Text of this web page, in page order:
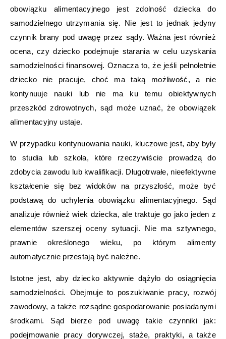
obowiązku alimentacyjnego jest zdolność dziecka do
samodzielnego utrzymania się. Nie jest to jednak jedyny
czynnik brany pod uwagę przez sądy. Ważna jest również
ocena, czy dziecko podejmuje starania w celu uzyskania
samodzielności finansowej. Oznacza to, że jeśli pełnoletnie
dziecko nie pracuje, choć ma taką możliwość, a nie
kontynuuje nauki lub nie ma ku temu obiektywnych
przeszkód zdrowotnych, sąd może uznać, że obowiązek
alimentacyjny ustaje.
W przypadku kontynuowania nauki, kluczowe jest, aby były
to studia lub szkoła, które rzeczywiście prowadzą do
zdobycia zawodu lub kwalifikacji. Długotrwałe, nieefektywne
kształcenie się bez widoków na przyszłość, może być
podstawą do uchylenia obowiązku alimentacyjnego. Sąd
analizuje również wiek dziecka, ale traktuje go jako jeden z
elementów szerszej oceny sytuacji. Nie ma sztywnego,
prawnie określonego wieku, po którym alimenty
automatycznie przestają być należne.
Istotne jest, aby dziecko aktywnie dążyło do osiągnięcia
samodzielności. Obejmuje to poszukiwanie pracy, rozwój
zawodowy, a także rozsądne gospodarowanie posiadanymi
środkami. Sąd bierze pod uwagę takie czynniki jak:
podejmowanie pracy dorywczej, staże, praktyki, a także